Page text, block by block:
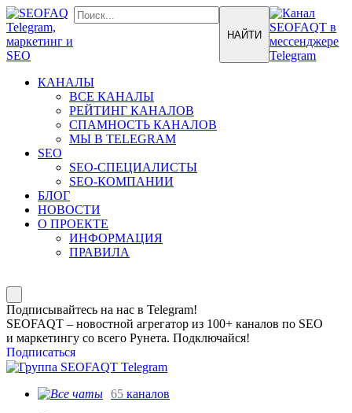
КАНАЛЫ
ВСЕ КАНАЛЫ
РЕЙТИНГ КАНАЛОВ
СПАМНОСТЬ КАНАЛОВ
МЫ В TELEGRAM
SEO
SEO-СПЕЦИАЛИСТЫ
SEO-КОМПАНИИ
БЛОГ
НОВОСТИ
О ПРОЕКТЕ
ИНФОРМАЦИЯ
ПРАВИЛА
Подписывайтесь на нас в Telegram!
SEOFAQT – новостной агрегатор из 100+ каналов по SEO
и маркетингу со всего Рунета. Подключайся!
Подписаться
65 каналов